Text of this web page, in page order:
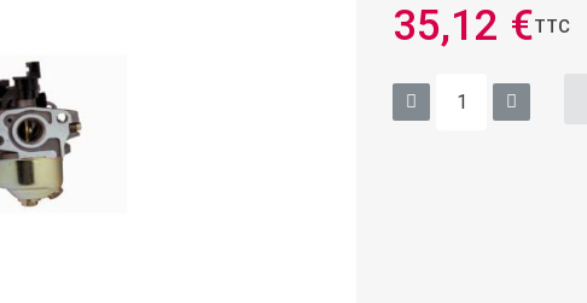
35,12 €TTC